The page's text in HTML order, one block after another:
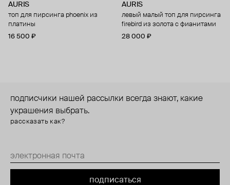
AURIS
топ для пирсинга phoenix из
платины
16 500 ₽
AURIS
левый малый топ для пирсинга
firebird из золота с фианитами
28 000 ₽
подписчики нашей рассылки всегда знают, какие
украшения выбрать.
рассказать как?
подписаться